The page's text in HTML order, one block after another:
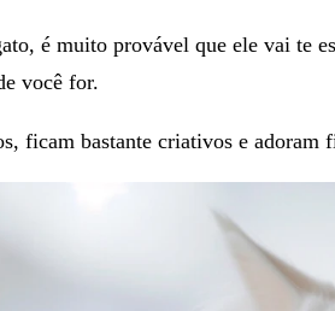
é muito provável queele vai te
você for.
ficam bastante criativos e adoram